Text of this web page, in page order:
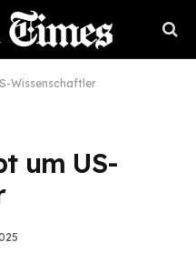
Wissenschaftler
um US-